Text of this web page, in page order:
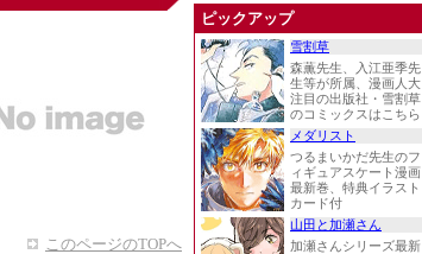
このページのTOPへ
ピックアップ
雪割草
森薫先生、入江亜季先
生等が所属、漫画人大
注目の出版社・雪割草
のコミックスはこちら
メダリスト
つるまいかだ先生のフ
ィギュアスケート漫画
最新巻、特典イラスト
カード付
山田と加瀬さん
加瀬さんシリーズ最新